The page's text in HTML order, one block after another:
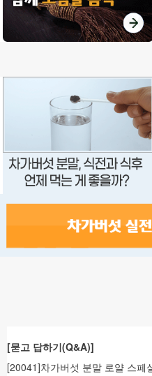
[묻고 답하기(Q&A)]
[20041]차가버섯 분말 로얄 스페